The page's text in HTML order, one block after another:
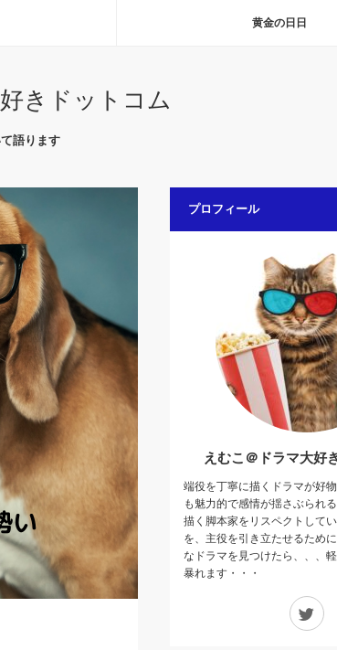
黄金の日日
きドットコム
語ります
プロフィール
えむこ＠ドラマ大好
端役を丁寧に描くドラマが好
も魅力的で感情が揺さぶられ
描く脚本家をリスペクトして
を、主役を引き立たせるため
なドラマを見つけたら、、、
暴れます・・・